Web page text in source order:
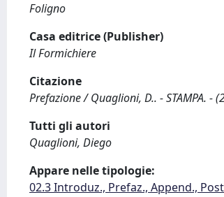
Foligno
Casa editrice (Publisher)
Il Formichiere
Citazione
Prefazione / Quaglioni, D.. - STAMPA. -
Tutti gli autori
Quaglioni, Diego
Appare nelle tipologie:
02.3 Introduz., Prefaz., Append.,